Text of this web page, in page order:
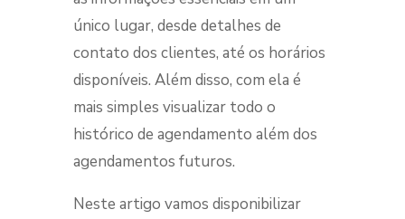
único lugar, desde detalhes de
contato dos clientes, até os horários
disponíveis. Além disso, com ela é
mais simples visualizar todo o
histórico de agendamento além dos
agendamentos futuros.
Neste artigo vamos disponibilizar